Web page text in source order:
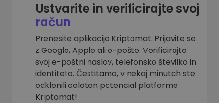
Ustvarite in verificirajte svoj
račun
Prenesite aplikacijo Kriptomat. Prijavite se
z Google, Apple ali e-pošto. Verificirajte
svoj e-poštni naslov, telefonsko številko in
identiteto. Čestitamo, v nekaj minutah ste
odklenili celoten potencial platforme
Kriptomat!